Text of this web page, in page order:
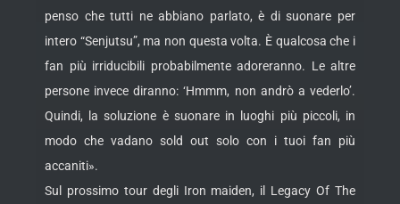
penso che tutti ne abbiano parlato, è di suonare per
intero “Senjutsu”, ma non questa volta. È qualcosa che i
fan più irriducibili probabilmente adoreranno. Le altre
persone invece diranno: ‘Hmmm, non andrò a vederlo’.
Quindi, la soluzione è suonare in luoghi più piccoli, in
modo che vadano sold out solo con i tuoi fan più
accaniti».
Sul prossimo tour degli Iron maiden, il Legacy Of The